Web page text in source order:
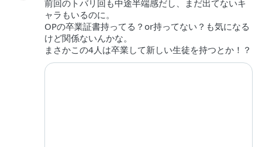
前回のトバリ回も中途半端感だし、まだ出てないキ
ャラもいるのに。
OPの卒業証書持ってる？or持ってない？も気になる
けど関係ないんかな。
まさかこの4人は卒業して新しい生徒を持つとか！？